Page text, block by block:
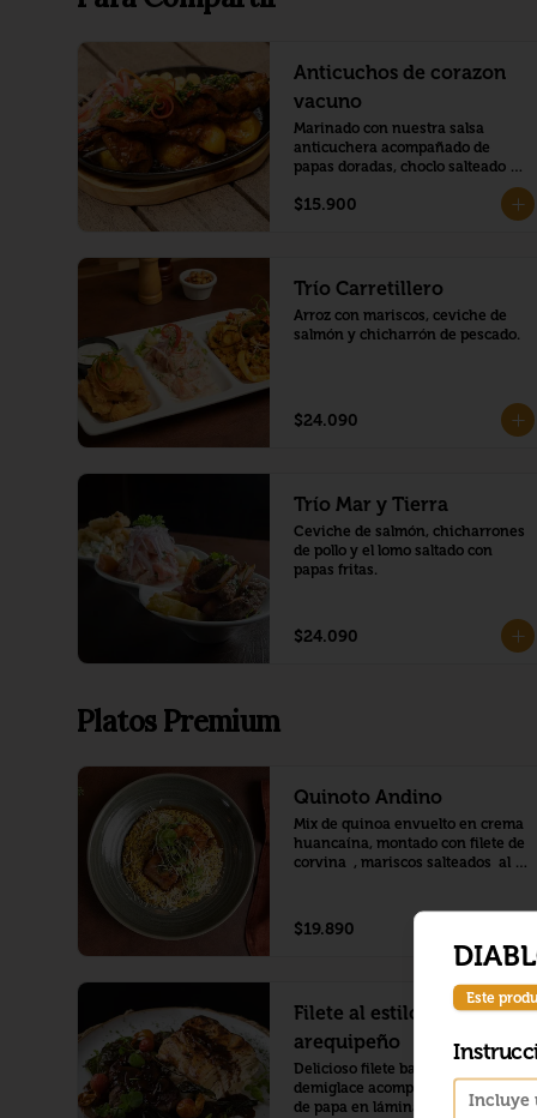
Anticuchos de corazon
vacuno
Marinado con nuestra salsa
anticuchera acompañado de
papas doradas, choclo salteado y
$15.900
Trío Carretillero
Arroz con mariscos, ceviche de
salmón y chicharrón de pescado.
$24.090
Trío Mar y Tierra
Ceviche de salmón, chicharrones
de pollo y el lomo saltado con
papas fritas.
$24.090
Platos Premium
Quinoto Andino
Mix de quinoa envuelto en crema
huancaína, montado con filete de
corvina  , mariscos salteados  al
$19.890
Filete al estilo
arequipeño
Delicioso filete bañado en salsa
demiglace acompañado de pastel
de papa en láminas a los 4 quesos
Este